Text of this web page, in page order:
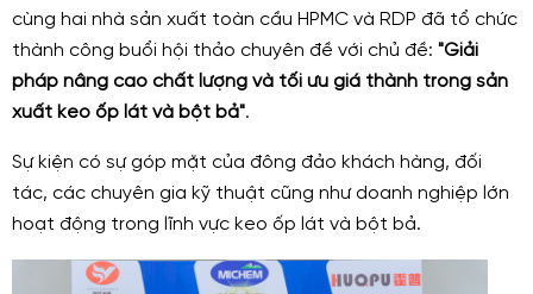
cùng hai nhà sản xuất toàn cầu HPMC và RDP đã tổ chức
thành công buổi hội thảo chuyên đề với chủ đề: "Giải
pháp nâng cao chất lượng và tối ưu giá thành trong sản
xuất keo ốp lát và bột bả".
Sự kiện có sự góp mặt của đông đảo khách hàng, đối
tác, các chuyên gia kỹ thuật cũng như doanh nghiệp lớn
hoạt động trong lĩnh vực keo ốp lát và bột bả.